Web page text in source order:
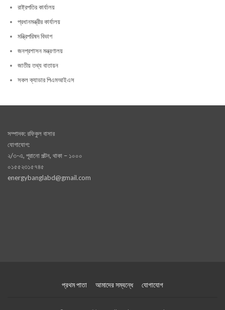
রাষ্ট্রপতির কার্যালয়
প্রধানমন্ত্রীর কার্যালয়
মন্ত্রিপরিষদ বিভাগ
জনপ্রশাসন মন্ত্রণালয়
জাতীয় তথ্য বাতায়ন
সকল ক্যাডার পিএমআইএস
সম্পাদক: রফিকুল বাসার
যোগাযোগ:
২/৩-এ, পূরানো পল্টন, থাকা – ১০০০
০১৫৫২৩১৫৭৪৫
energybanglabd@gmail.com
প্রথম পাতা আমাদের সম্বন্ধে যোগাযোগ